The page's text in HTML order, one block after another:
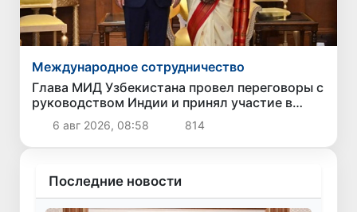
Международное сотрудничество
Глава МИД Узбекистана провел переговоры с
руководством Индии и принял участие в
Узбекско-индийском бизнес-форуме
6 авг 2026, 08:58 814
Последние новости